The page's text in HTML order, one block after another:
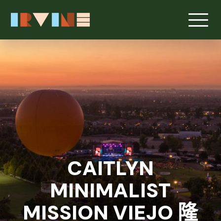
CAITLYN
MINIMALIST
MISSION VIEJO 隆